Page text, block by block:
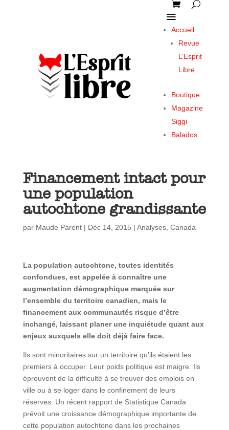
Accueil
Revue
L’Esprit
Libre
Boutique
Magazine
Siggi
Balados
Financement intact pour
une population
autochtone grandissante
par Maude Parent| Déc 14, 2015 | Analyses, Canada
La population autochtone, toutes identités
confondues, est appelée à connaître une
augmentation démographique marquée sur
l’ensemble du territoire canadien, mais le
financement aux communautés risque d’être
inchangé, laissant planer une inquiétude quant aux
enjeux auxquels elle doit déjà faire face.
Ils sont minoritaires sur un territoire qu’ils étaient les
premiers à occuper. Leur poids politique est maigre. Ils
éprouvent de la difficulté à se trouver des emplois en
ville ou à se loger dans le confinement de leurs
réserves. Un récent rapport de Statistique Canada
prévoit une croissance démographique importante de
cette population autochtone dans les prochaines